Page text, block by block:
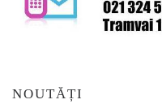
NOUTĂȚI